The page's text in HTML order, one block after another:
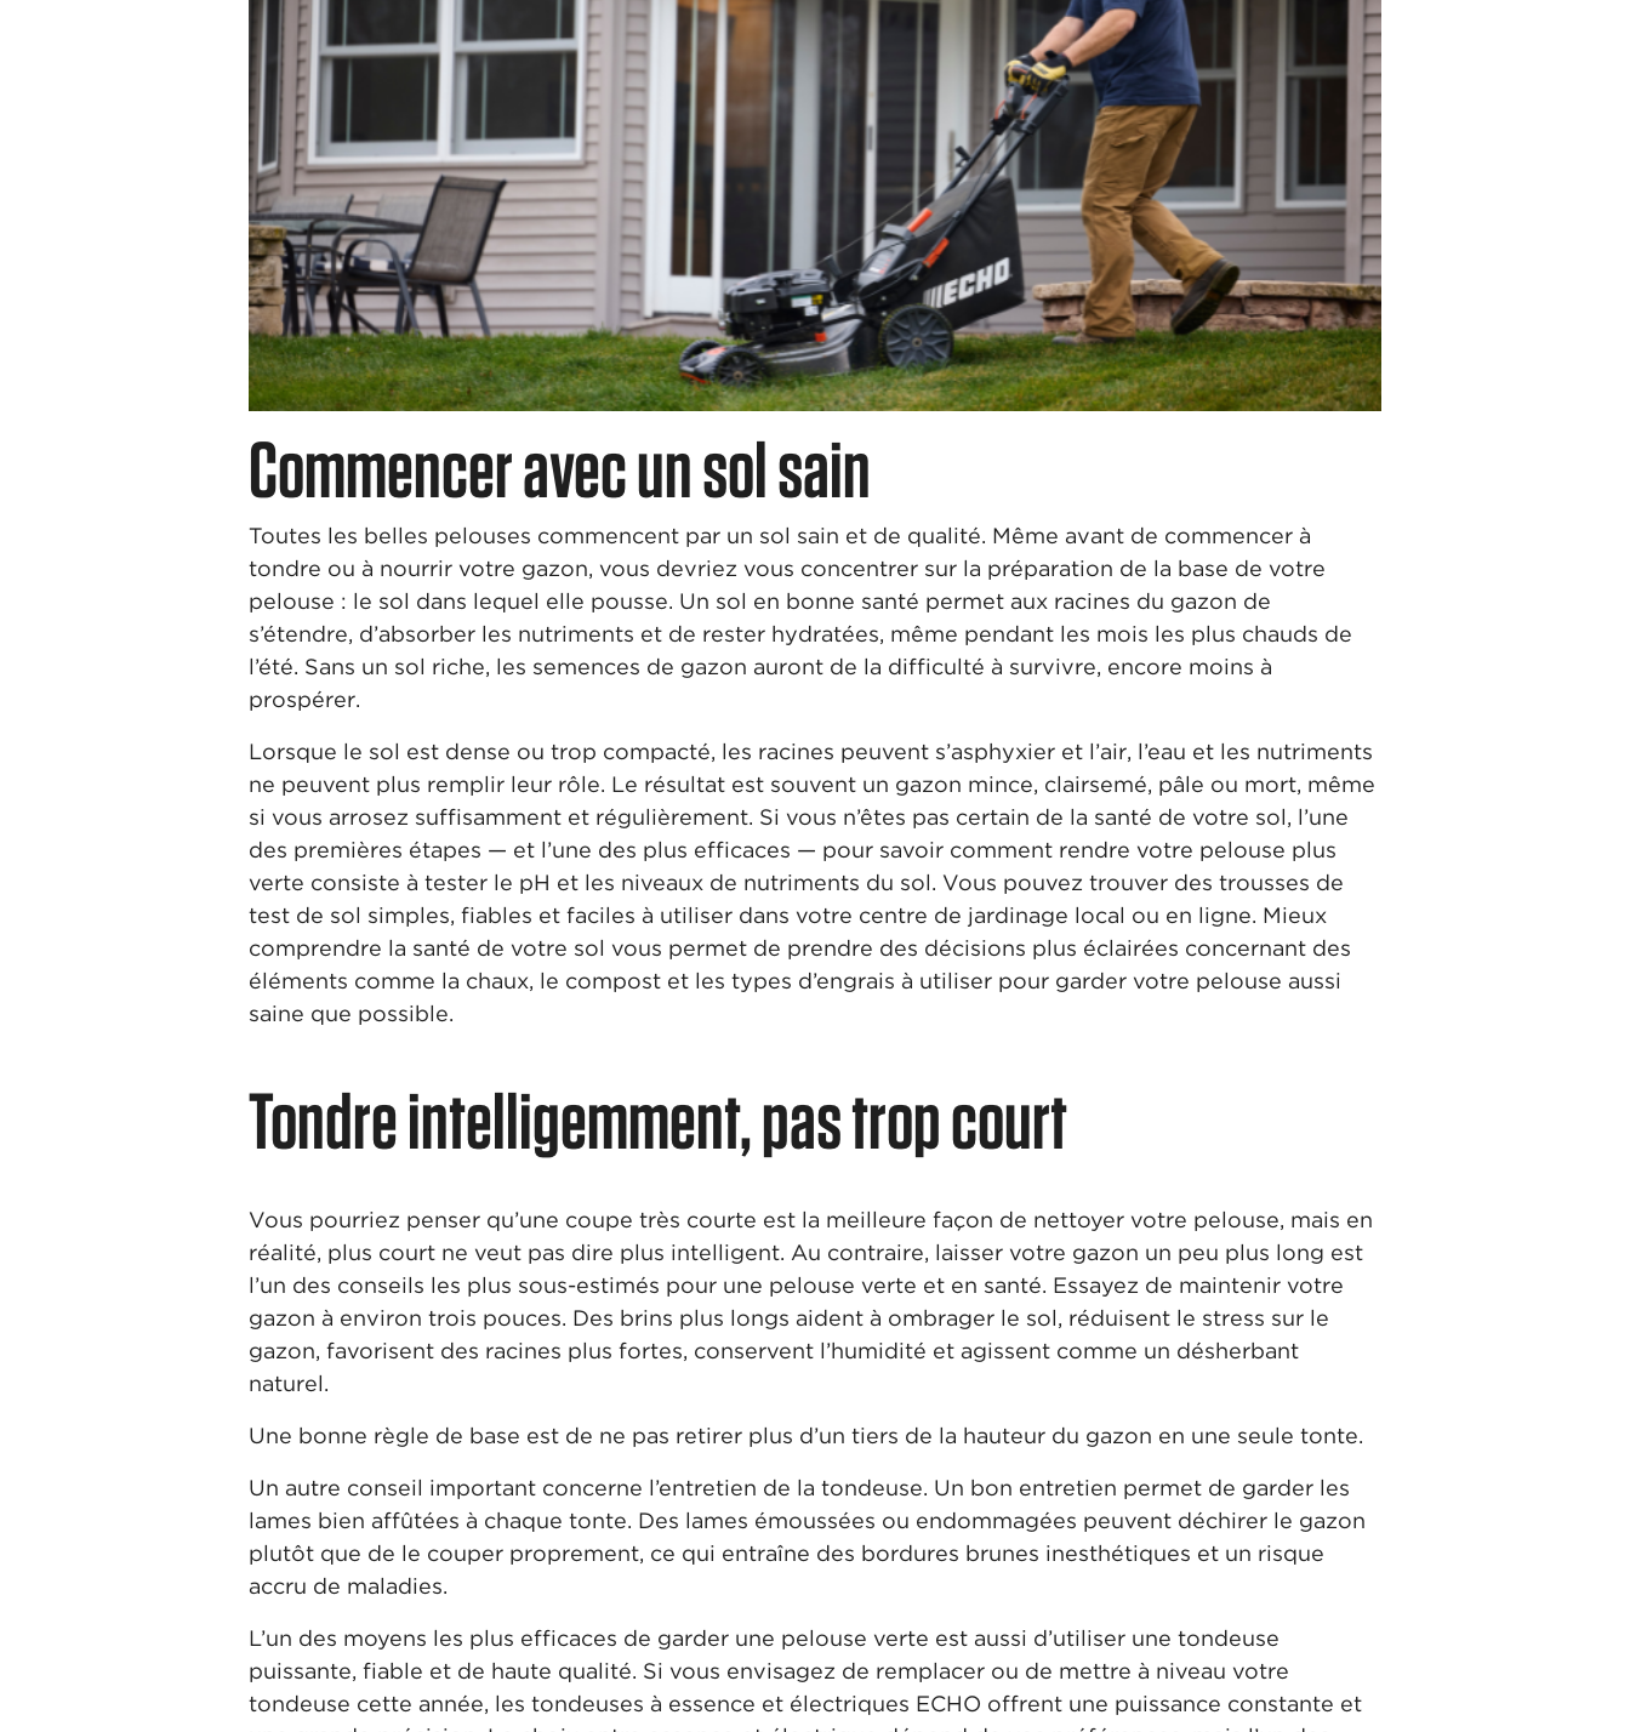
Commencer avec un sol sain
Toutes les belles pelouses commencent par un sol sain et de qualité. Même avant de commencer à
tondre ou à nourrir votre gazon, vous devriez vous concentrer sur la préparation de la base de votre
pelouse : le sol dans lequel elle pousse. Un sol en bonne santé permet aux racines du gazon de
s’étendre, d’absorber les nutriments et de rester hydratées, même pendant les mois les plus chauds de
l’été. Sans un sol riche, les semences de gazon auront de la difficulté à survivre, encore moins à
prospérer.
Lorsque le sol est dense ou trop compacté, les racines peuvent s’asphyxier et l’air, l’eau et les nutriments
ne peuvent plus remplir leur rôle. Le résultat est souvent un gazon mince, clairsemé, pâle ou mort, même
si vous arrosez suffisamment et régulièrement. Si vous n’êtes pas certain de la santé de votre sol, l’une
des premières étapes — et l’une des plus efficaces — pour savoir comment rendre votre pelouse plus
verte consiste à tester le pH et les niveaux de nutriments du sol. Vous pouvez trouver des trousses de
test de sol simples, fiables et faciles à utiliser dans votre centre de jardinage local ou en ligne. Mieux
comprendre la santé de votre sol vous permet de prendre des décisions plus éclairées concernant des
éléments comme la chaux, le compost et les types d’engrais à utiliser pour garder votre pelouse aussi
saine que possible.
Tondre intelligemment, pas trop court
Vous pourriez penser qu’une coupe très courte est la meilleure façon de nettoyer votre pelouse, mais en
réalité, plus court ne veut pas dire plus intelligent. Au contraire, laisser votre gazon un peu plus long est
l’un des conseils les plus sous-estimés pour une pelouse verte et en santé. Essayez de maintenir votre
gazon à environ trois pouces. Des brins plus longs aident à ombrager le sol, réduisent le stress sur le
gazon, favorisent des racines plus fortes, conservent l’humidité et agissent comme un désherbant
naturel.
Une bonne règle de base est de ne pas retirer plus d’un tiers de la hauteur du gazon en une seule tonte.
Un autre conseil important concerne l’entretien de la tondeuse. Un bon entretien permet de garder les
lames bien affûtées à chaque tonte. Des lames émoussées ou endommagées peuvent déchirer le gazon
plutôt que de le couper proprement, ce qui entraîne des bordures brunes inesthétiques et un risque
accru de maladies.
L’un des moyens les plus efficaces de garder une pelouse verte est aussi d’utiliser une tondeuse
puissante, fiable et de haute qualité. Si vous envisagez de remplacer ou de mettre à niveau votre
tondeuse cette année, les tondeuses à essence et électriques ECHO offrent une puissance constante et